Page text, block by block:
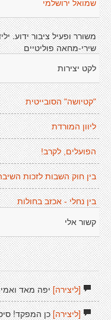
שמואל ירושלמי
שירי-מחאה פוליטיים
לקט יצירות
"קטיושה" הסובייטית
ליוון המורדת
הפועלים, לקרב!
בין חוק השבות לזכות
בין נחלי - אכזב בחולות
קשור אלי
[ליצירה]יפה מאד
[ליצירה]כן המפקד!